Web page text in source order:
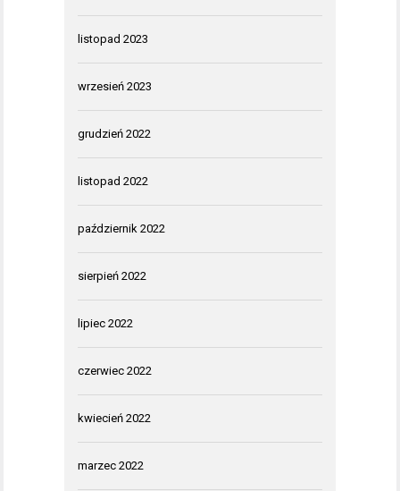
listopad 2023
wrzesień 2023
grudzień 2022
listopad 2022
październik 2022
sierpień 2022
lipiec 2022
czerwiec 2022
kwiecień 2022
marzec 2022